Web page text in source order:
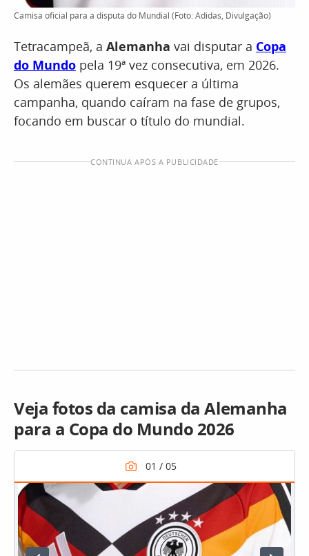
Camisa oficial para a disputa do Mundial (Foto: Adidas, Divulgação)
Tetracampeã, a Alemanha vai disputar a Copa
do Mundo pela 19ª vez consecutiva, em 2026.
Os alemães querem esquecer a última
campanha, quando caíram na fase de grupos,
focando em buscar o título do mundial.
CONTINUA APÓS A PUBLICIDADE
Veja fotos da camisa da Alemanha
para a Copa do Mundo 2026